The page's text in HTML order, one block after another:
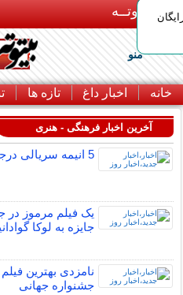
بـیتوتــه
منو
خانه اخبار داغ تازه ها
آخرین اخبار فرهنگی - هنری
5 انیمه سریالی درجه‌یک که فقط یک فصل دارند
یک فیلم مرموز در
جایزه به لوکا
جشنواره جهانی